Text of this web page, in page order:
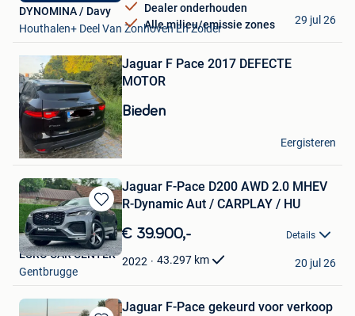
Dealer onderhouden
Alle milieu/emissie zones
DYNOMINA / Davy
Houthalen+ Deel Van Zonhoven En Zolder
29 jul 26
in
Mijn
Favorieten
Jaguar F Pace 2017 DEFECTE
MOTOR
Bieden
Jones de Klaas
Antwerpen
Eergisteren
Bewaren
in
Mijn
Favorieten
Jaguar F-Pace D200 AWD 2.0 MHEV
R-Dynamic Aut / CARPLAY / HU
€ 39.900,- Details
2022 43.297 km
EURO CAR CENTER
Gentbrugge
20 jul 26
Jaguar F-Pace gekeurd voor verkoop